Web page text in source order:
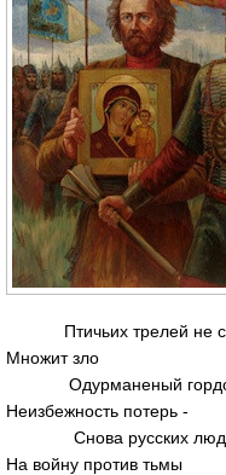
Птичьих трелей не
Множит зло
Одурманеный
Неизбежность потерь -
Снова русских
На войну против тьмы